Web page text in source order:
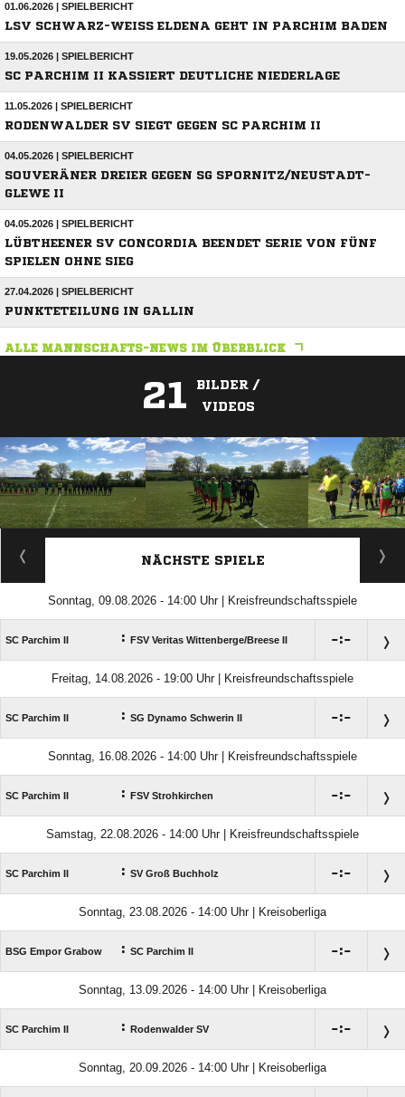
01.06.2026 | SPIELBERICHT
LSV SCHWARZ-WEISS ELDENA GEHT IN PARCHIM BADEN
19.05.2026 | SPIELBERICHT
SC PARCHIM II KASSIERT DEUTLICHE NIEDERLAGE
11.05.2026 | SPIELBERICHT
RODENWALDER SV SIEGT GEGEN SC PARCHIM II
04.05.2026 | SPIELBERICHT
SOUVERÄNER DREIER GEGEN SG SPORNITZ/NEUSTADT-
GLEWE II
04.05.2026 | SPIELBERICHT
LÜBTHEENER SV CONCORDIA BEENDET SERIE VON FÜNF
SPIELEN OHNE SIEG
27.04.2026 | SPIELBERICHT
PUNKTETEILUNG IN GALLIN
ALLE MANNSCHAFTS-NEWS IM ÜBERBLICK
21
BILDER /
VIDEOS
ANZEIGE
NÄCHSTE SPIELE
Sonntag, 09.08.2026 - 14:00 Uhr | Kreisfreundschaftsspiele
SC Parchim II : FSV Veritas Wittenberge/​Breese II :
Freitag, 14.08.2026 - 19:00 Uhr | Kreisfreundschaftsspiele
SC Parchim II : SG Dynamo Schwerin II :
Sonntag, 16.08.2026 - 14:00 Uhr | Kreisfreundschaftsspiele
SC Parchim II : FSV Strohkirchen :
Samstag, 22.08.2026 - 14:00 Uhr | Kreisfreundschaftsspiele
SC Parchim II : SV Groß Buchholz :
Sonntag, 23.08.2026 - 14:00 Uhr | Kreisoberliga
BSG Empor Grabow : SC Parchim II :
Sonntag, 13.09.2026 - 14:00 Uhr | Kreisoberliga
SC Parchim II : Rodenwalder SV :
Sonntag, 20.09.2026 - 14:00 Uhr | Kreisoberliga